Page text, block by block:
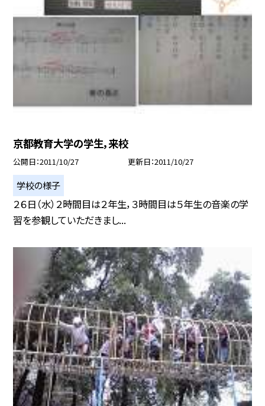
京都教育大学の学生，来校
公開日 2011/10/27 更新日 2011/10/27
学校の様子
２６日（水）２時間目は２年生，３時間目は５年生の音楽の学
習を参観していただきまし...